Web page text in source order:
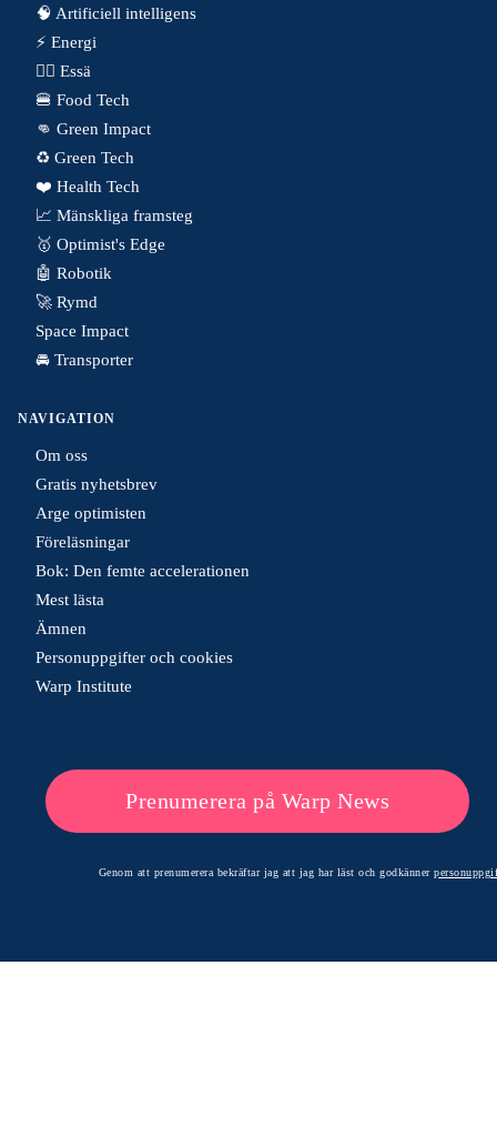
🧠 Artificiell intelligens
⚡️ Energi
✍🏼 Essä
🍔 Food Tech
👊 Green Impact
♻️ Green Tech
❤️ Health Tech
📈 Mänskliga framsteg
🥇 Optimist's Edge
🤖 Robotik
🚀 Rymd
Space Impact
🚘 Transporter
NAVIGATION
Om oss
Gratis nyhetsbrev
Arge optimisten
Föreläsningar
Bok: Den femte accelerationen
Mest lästa
Ämnen
Personuppgifter och cookies
Warp Institute
Prenumerera på Warp News
Genom att prenumerera bekräftar jag att jag har läst och godkänner